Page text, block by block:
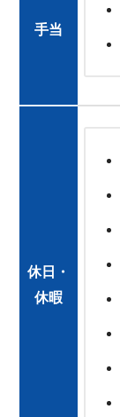
手当
休日・
休暇